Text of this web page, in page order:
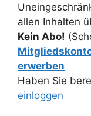
allen Inhalten
Kein Abo!
erwerben
Haben Sie
einloggen